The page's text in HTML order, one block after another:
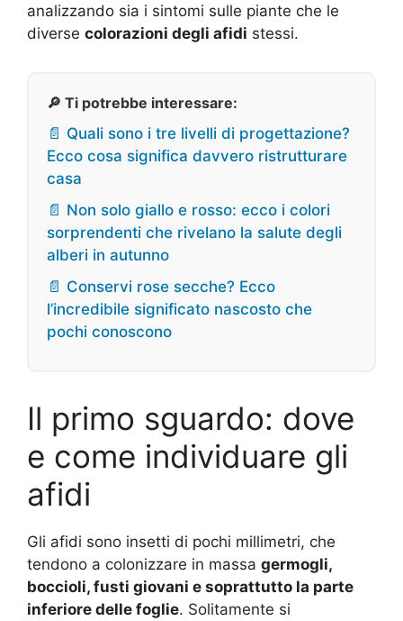
analizzando sia i sintomi sulle piante che le
diverse colorazioni degli afidi stessi.
🔎 Ti potrebbe interessare:
📄 Quali sono i tre livelli di progettazione?
Ecco cosa significa davvero ristrutturare
casa
📄 Non solo giallo e rosso: ecco i colori
sorprendenti che rivelano la salute degli
alberi in autunno
📄 Conservi rose secche? Ecco
l’incredibile significato nascosto che
pochi conoscono
Il primo sguardo: dove
e come individuare gli
afidi
Gli afidi sono insetti di pochi millimetri, che
tendono a colonizzare in massa germogli,
boccioli, fusti giovani e soprattutto la parte
inferiore delle foglie. Solitamente si